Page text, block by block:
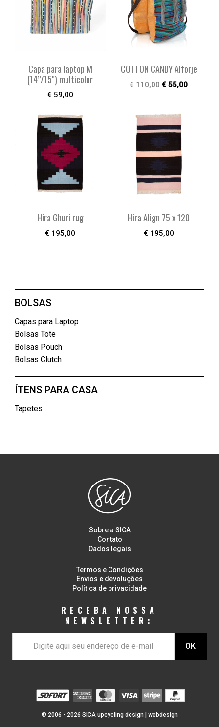
Capa para laptop M
(14”/15″) multicolor
€ 59,00
COTTON CANDY Alforje
€110,00 € 55,00
Hira Ghuri rug
€ 195,00
Hira Align 75 x 120
€ 195,00
BOLSAS
Capas para Laptop
Bolsas Tote
Bolsas Pouch
Bolsas Clutch
ÍTENS PARA CASA
Tapetes
Sobre a SICA
Contato
Dados legais
Termos e Condições
Envios e devoluções
Política de privacidade
RECEBA NOSSA
NEWSLETTER:
© 2006 - 2026 SICA upcycling design | webdesign